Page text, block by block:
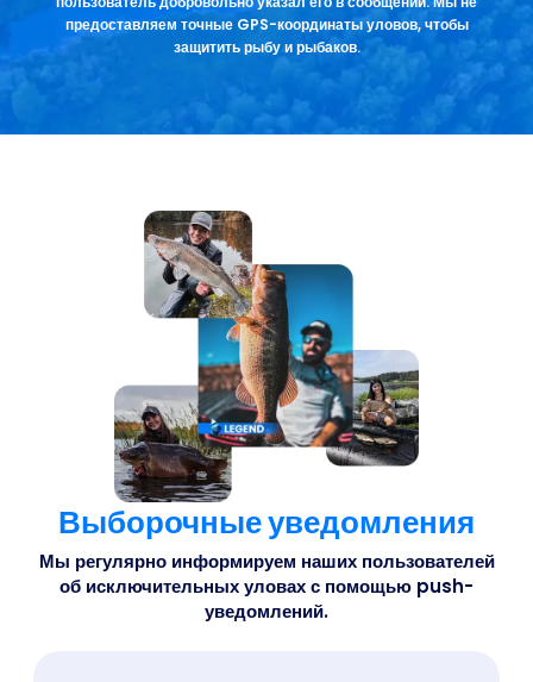
предоставляем точные GPS-координаты уловов, чтобы
защитить рыбу и рыбаков.
Выборочные уведомления
Мы регулярно информируем наших пользователей
об исключительных уловах с помощью push-
уведомлений.